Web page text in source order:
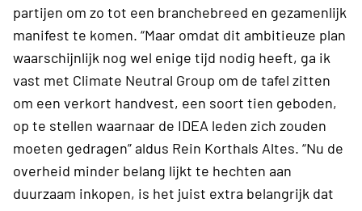
partijen om zo tot een branchebreed en gezamenlijk
manifest te komen. “Maar omdat dit ambitieuze plan
waarschijnlijk nog wel enige tijd nodig heeft, ga ik
vast met Climate Neutral Group om de tafel zitten
om een verkort handvest, een soort tien geboden,
op te stellen waarnaar de IDEA leden zich zouden
moeten gedragen” aldus Rein Korthals Altes. “Nu de
overheid minder belang lijkt te hechten aan
duurzaam inkopen, is het juist extra belangrijk dat